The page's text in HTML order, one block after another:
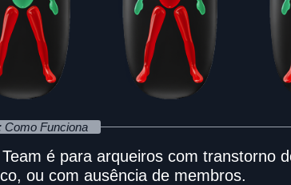
Como Funciona
é para arqueiros com transtorno
ou com ausência de membros.